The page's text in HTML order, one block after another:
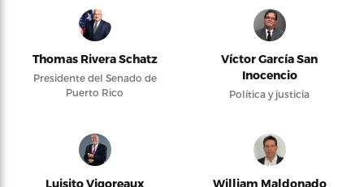
Thomas Rivera Schatz
Presidente del Senado de
Puerto Rico
Víctor García San
Inocencio
Política y justicia
Luisito Vigoreaux William Maldonado